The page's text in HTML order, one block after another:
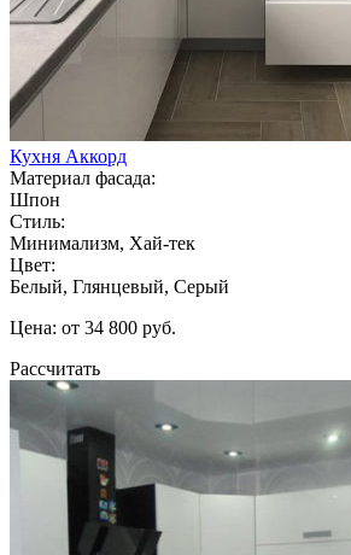
Кухня Аккорд
Материал фасада:
Шпон
Стиль:
Минимализм, Хай-тек
Цвет:
Белый, Глянцевый, Серый
Цена: от 34 800 руб.
Рассчитать